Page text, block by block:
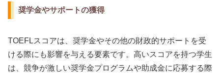
奨学金やサポートの獲得
TOEFLスコアは、奨学金やその他の財政的サポートを受
ける際にも影響を与える要素です。高いスコアを持つ学生
は、競争が激しい奨学金プログラムや助成金に応募する際